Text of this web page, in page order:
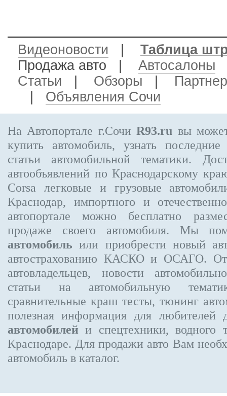
Видеоновости
Таблица
Продажа авто
Автосалоны
Статьи
Обзоры
Объявления Сочи
На Автопортале г.СочиR93.ru вы
купить автомобиль, узнать
статьи автомобильной тематики.
автообъявлений по Краснодарскому
Corsa легковые и грузовые
Краснодар, импортного и
автопортале можно бесплатно
продаже своего автомобиля. Мы
автомобиль или приобрести новый
автострахованию КАСКО и ОСАГО.
автовладельцев, новости
статьи на автомобильную
сравнительные краш тесты, тюнинг
полезная информация для любителей
автомобилей и спецтехники, водного
Краснодаре. Для продажи авто Вам
автомобиль в каталог.